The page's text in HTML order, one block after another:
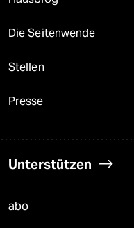
Die Seitenwende
Stellen
Presse
Unterstützen
abo